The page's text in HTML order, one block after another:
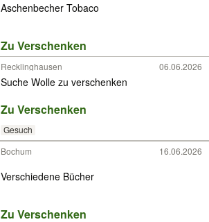
Aschenbecher Tobaco
Zu Verschenken
Recklinghausen 06.06.2026
Suche Wolle zu verschenken
Zu Verschenken
Gesuch
Bochum 16.06.2026
Verschiedene Bücher
Zu Verschenken